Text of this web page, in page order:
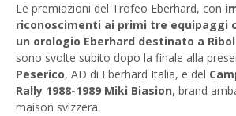
Le premiazioni del Trofeo Eberhard, con
riconoscimenti ai primi tre equipaggi
un orologio Eberhard destinato a
sono svolte subito dopo la finale alla
Peserico, AD di Eberhard Italia, e del
Rally 1988-1989 Miki Biasion, brand
maison svizzera.